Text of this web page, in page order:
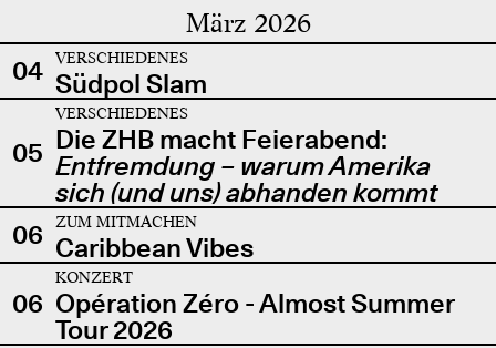
März 2026
04 VERSCHIEDENES
Südpol Slam
05
VERSCHIEDENES
Die ZHB macht Feierabend:
Entfremdung – warum Amerika
sich (und uns) abhanden kommt
06
ZUM MITMACHEN
Caribbean Vibes
06
KONZERT
Opération Zéro - Almost Summer
Tour 2026